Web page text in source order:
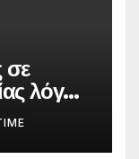
σε
λόγω